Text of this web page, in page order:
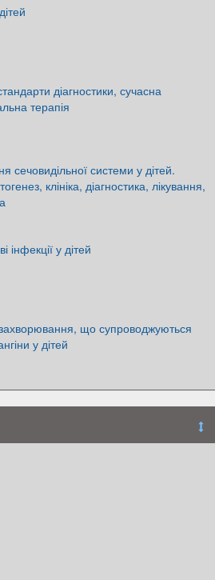
діагностики, сучасна
терапія
сечовидільної системи у дітей.
клініка, діагностика, лікування,
інфекції у дітей
захворювання, що супроводжуються
у дітей